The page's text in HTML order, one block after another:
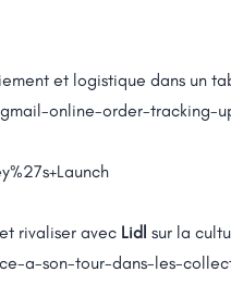
et logistique dans un
online-order-tracking-
rivaliser avec Lidl sur la
a-son-tour-dans-les-